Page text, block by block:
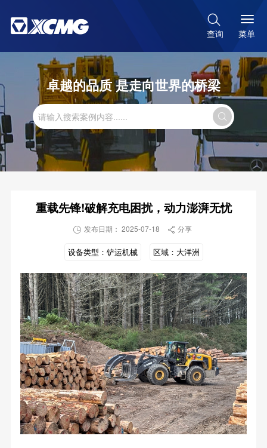

查询 菜单
卓越的品质 是走向世界的桥梁

重载先锋!破解充电困扰，动力澎湃无忧
 发布日期： 2025-07-18  分享
设备类型： 铲运机械 区域： 大洋洲